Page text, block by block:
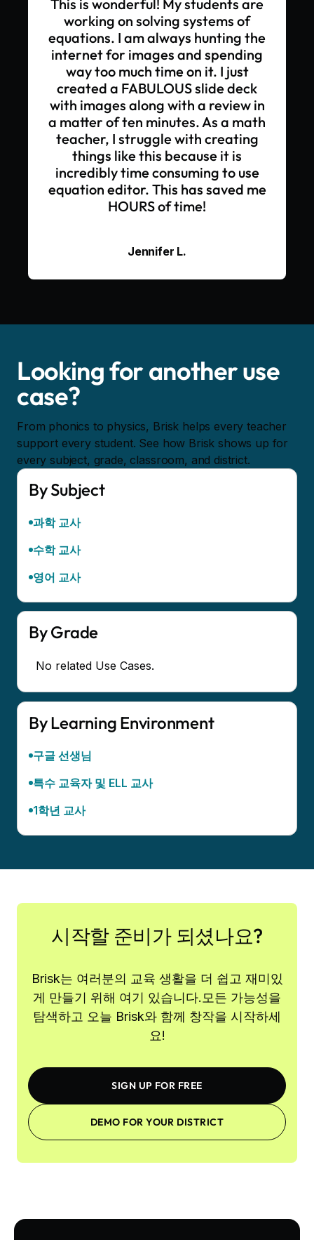
This is wonderful! My students are
working on solving systems of
equations. I am always hunting the
internet for images and spending
way too much time on it. I just
created a FABULOUS slide deck
with images along with a review in
a matter of ten minutes. As a math
teacher, I struggle with creating
things like this because it is
incredibly time consuming to use
equation editor. This has saved me
HOURS of time!
Jennifer L.
Looking for another use
case?
From phonics to physics, Brisk helps every teacher
support every student. See how Brisk shows up for
every subject, grade, classroom, and district.
By Subject
과학 교사
수학 교사
영어 교사
By Grade
No related Use Cases.
By Learning Environment
구글 선생님
특수 교육자 및 ELL 교사
1학년 교사
시작할 준비가 되셨나요?
Brisk는 여러분의 교육 생활을 더 쉽고 재미있
게 만들기 위해 여기 있습니다.모든 가능성을
탐색하고 오늘 Brisk와 함께 창작을 시작하세
요!
SIGN UP FOR FREE
DEMO FOR YOUR DISTRICT